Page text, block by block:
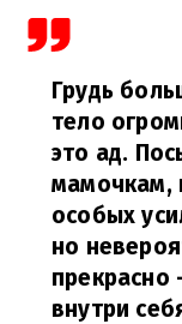
Грудь
тело
это ад.
мамочкам,
особых
но
внутри